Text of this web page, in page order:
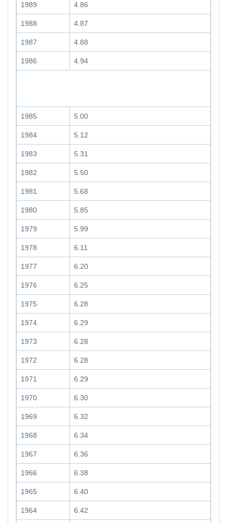
1989 4.86
1988 4.87
1987 4.88
1986 4.94
1985 5.00
1984 5.12
1983 5.31
1982 5.50
1981 5.68
1980 5.85
1979 5.99
1978 6.11
1977 6.20
1976 6.25
1975 6.28
1974 6.29
1973 6.28
1972 6.28
1971 6.29
1970 6.30
1969 6.32
1968 6.34
1967 6.36
1966 6.38
1965 6.40
1964 6.42